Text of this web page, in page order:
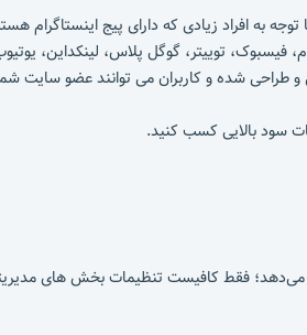
فیسبوک، توییتر، گوگل پلاس،
طراحی شده و کاربران می توانند عضو سایت